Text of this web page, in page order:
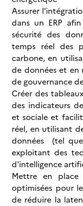
Assurer
dans un ERP
sécurité des
temps réel des
carbone, en
de données et
de gouvernance
Créer des
des indicateurs
et sociale et
réel, en utilisant
données (tel
exploitant des
d'intelligence
Mettre en place
optimisées pour
de réduire la